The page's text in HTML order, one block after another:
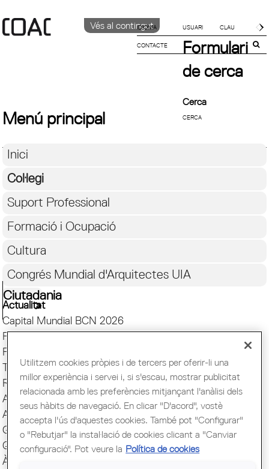
Vés al contingut
IDIOMA
CATALÀ
CONTACTE
Formulari
de cerca
Cerca
Menú principal
Inici
Col·legi
Suport Professional
Formació i Ocupació
Cultura
Congrés Mundial d'Arquitectes UIA
Ciutadania
Actualitat
Capital Mundial BCN 2026
Presentació
Finestreta única
Transparència
Responsabilitat Social
ArquiEscola
Agrupacions
Grups
Quotes i serveis
Àgora
Utilitzem cookies pròpies i de tercers per oferir-li una
millor experiència i servei i, si s'escau, mostrar publicitat
relacionada amb les preferències mitjançant l'anàlisi dels
seus hàbits de navegació. En clicar "D'acord", vostè
accepta l'ús d'aquestes cookies. També pot "Configurar"
o "Rebutjar" la instal·lació de cookies clicant a "Canviar
configuració". Pot veure la Política de cookies